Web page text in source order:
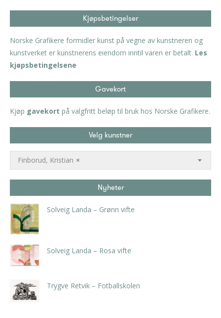
Kjøpsbetingelser
Norske Grafikere formidler kunst på vegne av kunstneren og
kunstverket er kunstnerens eiendom inntil varen er betalt. Les
kjøpsbetingelsene
Gavekort
Kjøp gavekort på valgfritt beløp til bruk hos Norske Grafikere.
Velg kunstner
×
Finborud, Kristian
Nyheter
Solveig Landa – Grønn vifte
Solveig Landa – Rosa vifte
Trygve Retvik – Fotballskolen